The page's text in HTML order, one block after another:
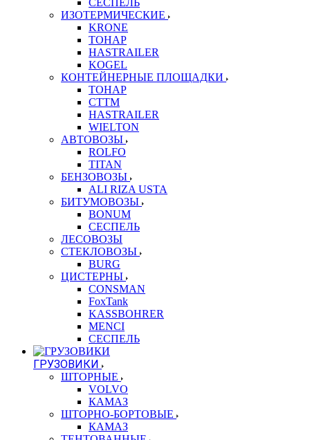
СЕСПЕЛЬ
ИЗОТЕРМИЧЕСКИЕ
KRONE
ТОНАР
HASTRAILER
KOGEL
КОНТЕЙНЕРНЫЕ ПЛОЩАДКИ
ТОНАР
CTTM
HASTRAILER
WIELTON
АВТОВОЗЫ
ROLFO
TITAN
БЕНЗОВОЗЫ
ALI RIZA USTA
БИТУМОВОЗЫ
BONUM
СЕСПЕЛЬ
ЛЕСОВОЗЫ
СТЕКЛОВОЗЫ
BURG
ЦИСТЕРНЫ
CONSMAN
FoxTank
KASSBOHRER
MENCI
СЕСПЕЛЬ
ГРУЗОВИКИ
ШТОРНЫЕ
VOLVO
КАМАЗ
ШТОРНО-БОРТОВЫЕ
КАМАЗ